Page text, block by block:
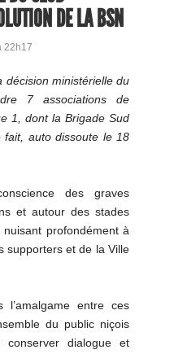
DE LA BSN
22h17
décision ministérielle du
7 associations de
1, dont la Brigade Sud
fait, auto dissoute le 18
des graves
et autour des stades
nuisant profondément à
supporters et de la Ville
l’amalgame entre ces
du public niçois
dialogue et